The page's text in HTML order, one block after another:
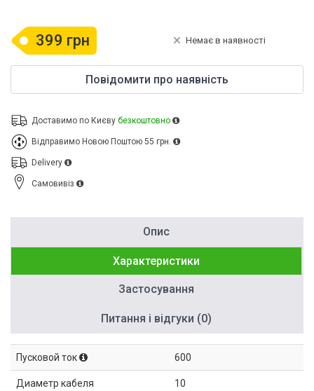
399 грн Немає в наявності
Повідомити про наявність
Доставимо по Києву безкоштовно
Відправимо Новою Поштою 55 грн.
Delivery
Cамовивіз
Опис
Характеристики
Застосування
Питання і відгуки (0)
Пусковой ток 600
Диаметр кабеля 10